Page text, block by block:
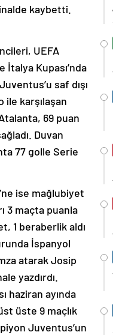
kaybetti.
UEFA
Kupası’nda
saf dışı
ile karşılaşan
69 puan
Duvan
77 golle Serie
ise mağlubiyet
3 maçta puanla
1 beraberlik aldı
İspanyol
atarak Josip
yazdırdı.
haziran ayında
üste 9 maçlık
Juventus’un